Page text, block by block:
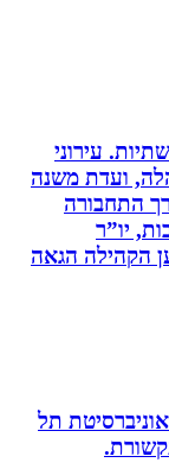
עירוני
ועדת משנה
התחבורה
יו”ר
הקהילה הגאה
תל